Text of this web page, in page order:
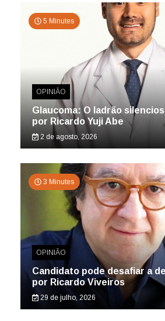
5 Minutes
OPINIÃO
Glaucoma: O ladrão
por Ricardo Yuji Abe
2 de agosto, 2026
3 Minutes
OPINIÃO
Candidato pode desafiar a
por Ricardo Viveiros
29 de julho, 2026